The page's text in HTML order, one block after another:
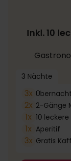
Inkl. 10
3 Nächte
3x
2x 2-Gänge
1x 10
1x Aperitif
3x Gratis